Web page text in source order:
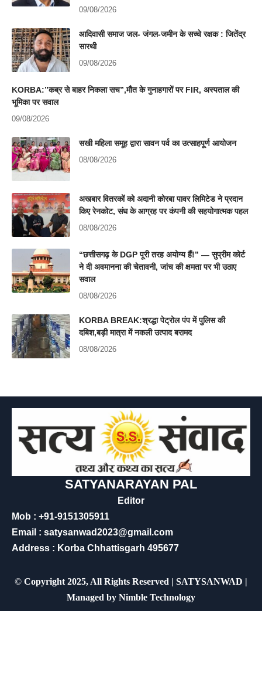
09/08/2026
आदिवासी समाज जल- जंगल-जमीन के सच्चे रक्षक : जितेंद्र
सारथी
09/08/2026
KORBA:”कब्र से बाहर निकला सच”,मौत के गुनाहगारों पर FIR, अस्पताल की
भूमिका पर सवाल
09/08/2026
सखी महिला समूह द्वारा सावन पर्व का उत्साहपूर्ण आयोजन
08/08/2026
अखबार वितरकों को अदानी कोरबा पावर लिमिटेड ने प्रदान
किए रेनकोट, संघ के आग्रह पर कंपनी की सहयोगात्मक पहल
08/08/2026
“छत्तीसगढ़ के DGP पूरी तरह अयोग्य हैं!” — सुप्रीम कोर्ट
ने दी अवमानना की चेतावनी, जांच की क्षमता पर भी उठाए
सवाल
08/08/2026
KORBA BREAK:श्रद्धा पेट्रोल पंप में पुलिस की
दबिश,बड़ी मात्रा में नकली उत्पाद बरामद
08/08/2026
SATYANARAYAN PAL
Editor
Mob : +91-9151305911
Email : satysanwad2023@gmail.com
Address : Korba Chhattisgarh 495677
© Copyright 2025, All Rights Reserved | SATYSANWAD |
Managed by Nimble Technology